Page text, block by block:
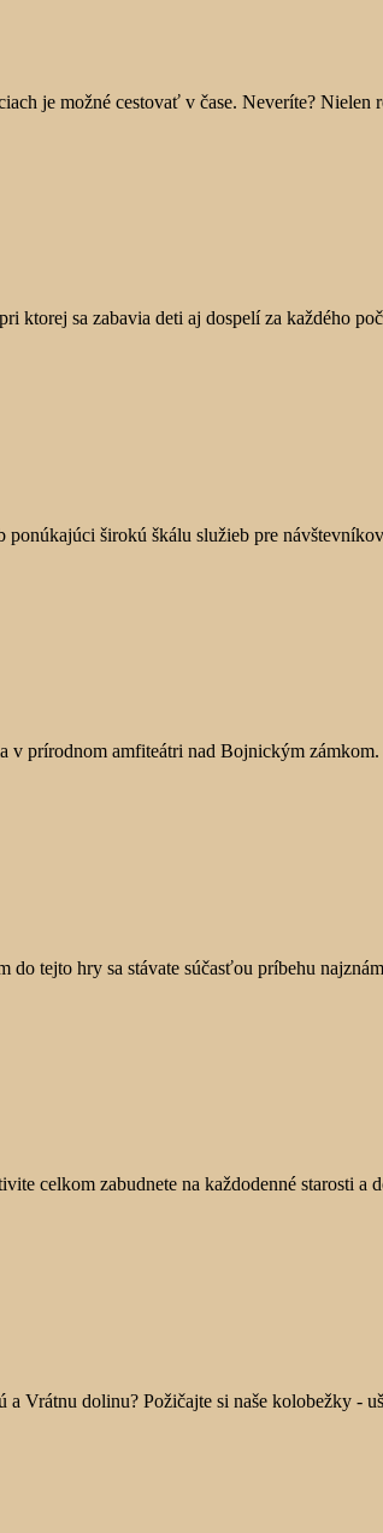
je možné cestovať v čase. Neveríte? Nielen
sa zabavia deti aj dospelí za každého
širokú škálu služieb pre
prírodnom amfiteátri nad Bojnickým
tejto hry sa stávate súčasťou príbehu
celkom zabudnete na každodenné starosti a
Vrátnu dolinu? Požičajte si naše kolobežky -